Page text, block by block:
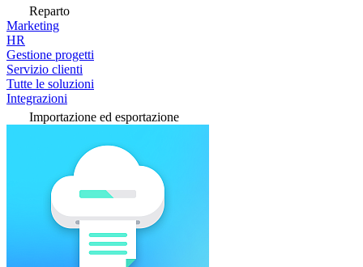
Reparto
Marketing
HR
Gestione progetti
Servizio clienti
Tutte le soluzioni
Integrazioni
Importazione ed esportazione